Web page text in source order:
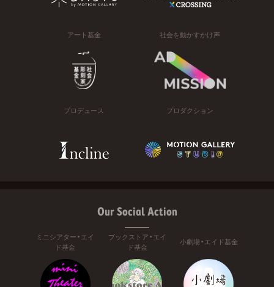
アート基金 社会を動かすかけ声
プロデュース プロダクション
Our Social Action
ミニシアター・エイ
ド基金
ブックストア・エイ
ド基金
小劇場・エイド基金